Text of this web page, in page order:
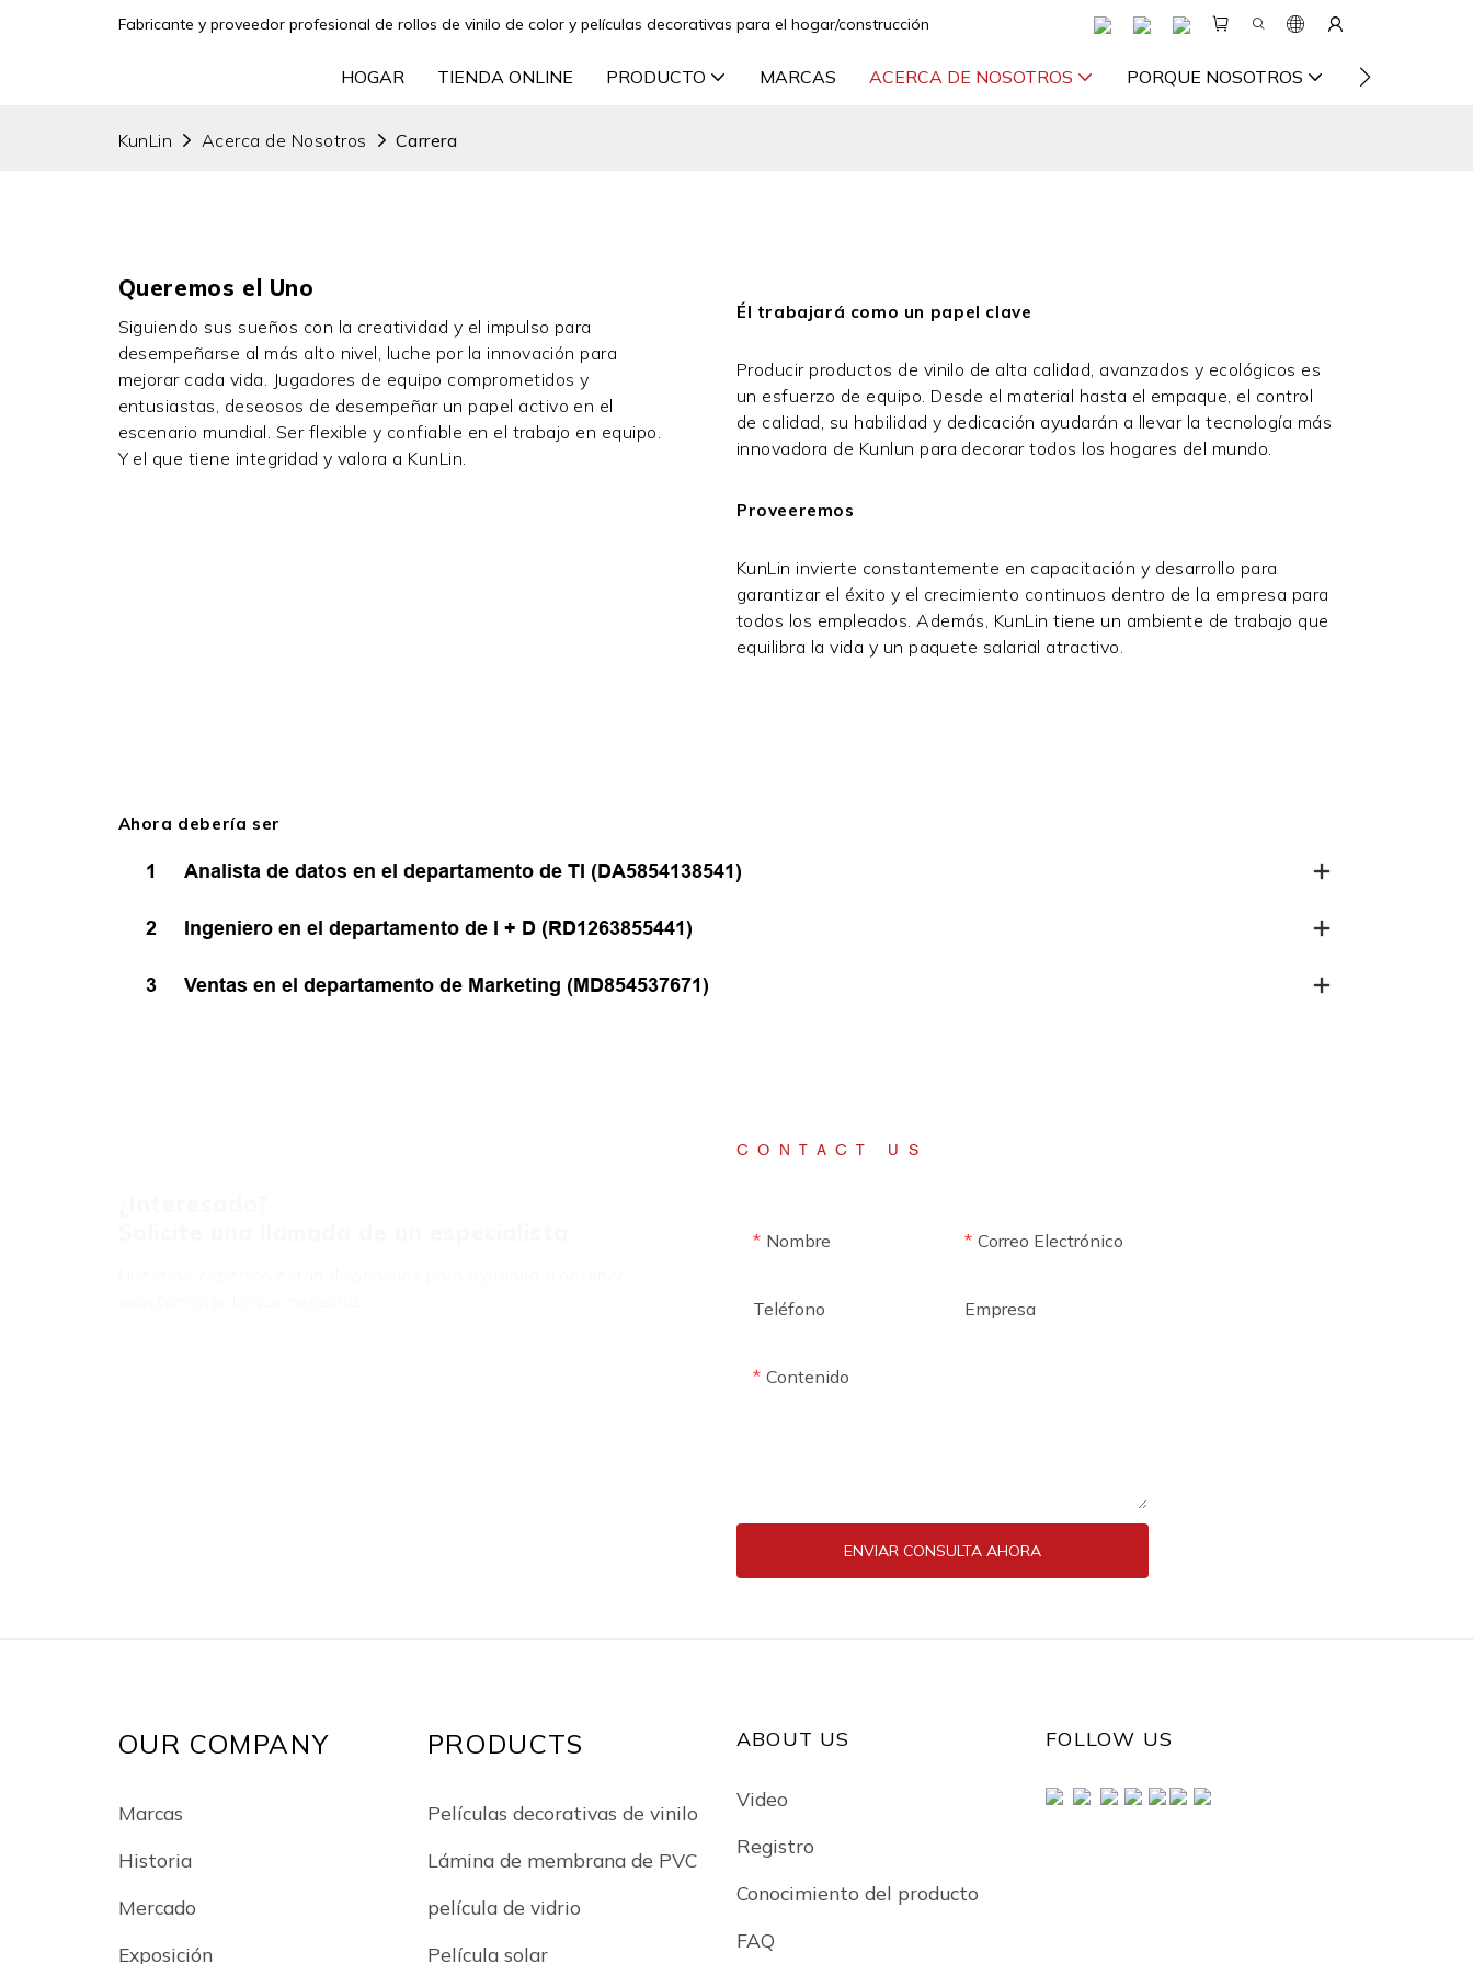
Fabricante y proveedor profesional de rollos de vinilo de color y películas decorativas para el hogar/construcción
HOGAR TIENDA ONLINE PRODUCTO MARCAS ACERCA DE NOSOTROS PORQUE NOSOTROS VIDEO
KunLin Acerca de Nosotros Carrera
Queremos el Uno
Siguiendo sus sueños con la creatividad y el impulso para
desempeñarse al más alto nivel, luche por la innovación para
mejorar cada vida. Jugadores de equipo comprometidos y
entusiastas, deseosos de desempeñar un papel activo en el
escenario mundial. Ser flexible y confiable en el trabajo en equipo.
Y el que tiene integridad y valora a KunLin.
Él trabajará como un papel clave
Producir productos de vinilo de alta calidad, avanzados y ecológicos es
un esfuerzo de equipo. Desde el material hasta el empaque, el control
de calidad, su habilidad y dedicación ayudarán a llevar la tecnología más
innovadora de Kunlun para decorar todos los hogares del mundo.
Proveeremos
KunLin invierte constantemente en capacitación y desarrollo para
garantizar el éxito y el crecimiento continuos dentro de la empresa para
todos los empleados. Además, KunLin tiene un ambiente de trabajo que
equilibra la vida y un paquete salarial atractivo.
Ahora debería ser
1 Analista de datos en el departamento de TI (DA5854138541)
2 Ingeniero en el departamento de I + D (RD1263855441)
3 Ventas en el departamento de Marketing (MD854537671)
CONTACT US
Nombre Correo Electrónico
Teléfono Empresa
Contenido
ENVIAR CONSULTA AHORA
OUR COMPANY
Marcas
Historia
Mercado
Exposición
PRODUCTS
Películas decorativas de vinilo
Lámina de membrana de PVC
película de vidrio
Película solar
ABOUT US
Video
Registro
Conocimiento del producto
FAQ
FOLLOW US